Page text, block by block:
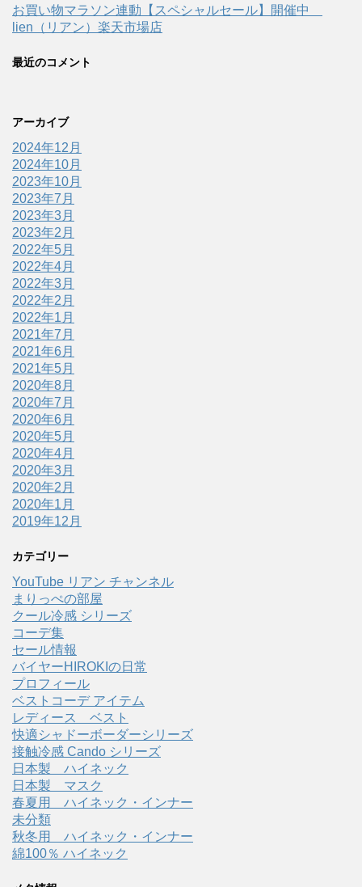
お買い物マラソン連動【スペシャルセール】開催中
lien（リアン）楽天市場店
最近のコメント
アーカイブ
2024年12月
2024年10月
2023年10月
2023年7月
2023年3月
2023年2月
2022年5月
2022年4月
2022年3月
2022年2月
2022年1月
2021年7月
2021年6月
2021年5月
2020年8月
2020年7月
2020年6月
2020年5月
2020年4月
2020年3月
2020年2月
2020年1月
2019年12月
カテゴリー
YouTube リアン チャンネル
まりっぺの部屋
クール冷感 シリーズ
コーデ集
セール情報
バイヤーHIROKIの日常
プロフィール
ベストコーデ アイテム
レディース ベスト
快適シャドーボーダーシリーズ
接触冷感 Cando シリーズ
日本製 ハイネック
日本製 マスク
春夏用 ハイネック・インナー
未分類
秋冬用 ハイネック・インナー
綿100％ ハイネック